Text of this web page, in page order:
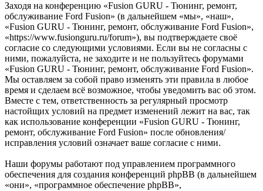
Заходя на конференцию «Fusion GURU - Тюнинг, ремонт,
обслуживание Ford Fusion» (в дальнейшем «мы», «наш»,
«Fusion GURU - Тюнинг, ремонт, обслуживание Ford Fusion»,
«https://www.fusionguru.ru/forum»), вы подтверждаете своё
согласие со следующими условиями. Если вы не согласны с
ними, пожалуйста, не заходите и не пользуйтесь форумами
«Fusion GURU - Тюнинг, ремонт, обслуживание Ford Fusion».
Мы оставляем за собой право изменять эти правила в любое
время и сделаем всё возможное, чтобы уведомить вас об этом.
Вместе с тем, ответственность за регулярный просмотр
настойщих условий на предмет изменений лежит на вас, так
как использование конференции «Fusion GURU - Тюнинг,
ремонт, обслуживание Ford Fusion» после обновления/
исправления условий означает ваше согласие с ними.
Наши форумы работают под управлением программного
обеспечения для создания конференций phpBB (в дальнейшем
«они», «программное обеспечение phpBB»,